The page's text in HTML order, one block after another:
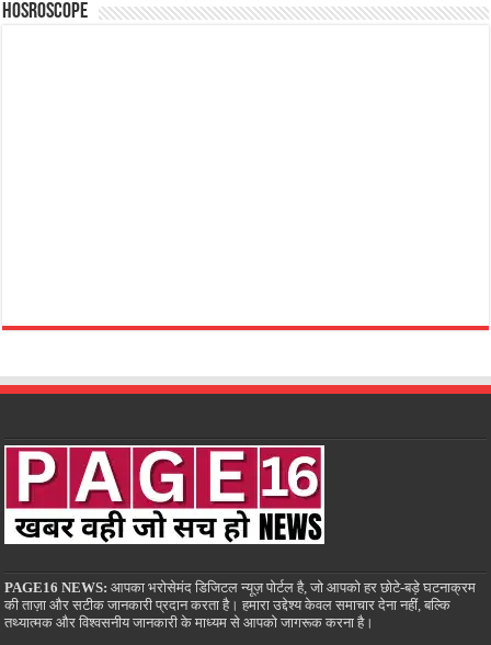
Hosroscope
PAGE16 NEWS: आपका भरोसेमंद डिजिटल न्यूज़ पोर्टल है, जो आपको हर छोटे-बड़े घटनाक्रम
की ताज़ा और सटीक जानकारी प्रदान करता है। हमारा उद्देश्य केवल समाचार देना नहीं, बल्कि
तथ्यात्मक और विश्वसनीय जानकारी के माध्यम से आपको जागरूक करना है।